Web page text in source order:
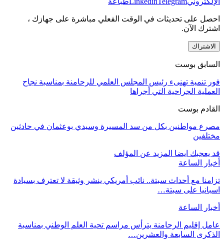
احصل على تحديثات في الوقت الفعلي مباشرة على جهازك ،
اشترك الآن.
الاشتراك
السابق بوست
فور تنمية تهنىء رئيس المجلس العلمي للرحامنة بمناسبة نجاح
العملية الجراحية التي أجراها
القادم بوست
مصرع مواطنين بكل من سد المسيرة وسيدي بوعثمان في حادثين
مختلفين
قد يعجبك ايضا المزيد عن المؤلف
أخبار الساعة
تزامنا مع أحداث سبتة.. نائب أمريكي ينشر وثيقة لا تعترف بسيادة
اسبانيا على سبتة…
أخبار الساعة
عامل إقليم الرحامنة يترأس مراسم تحية العلم الوطني بمناسبة
الذكرى السابعة والعشرين…